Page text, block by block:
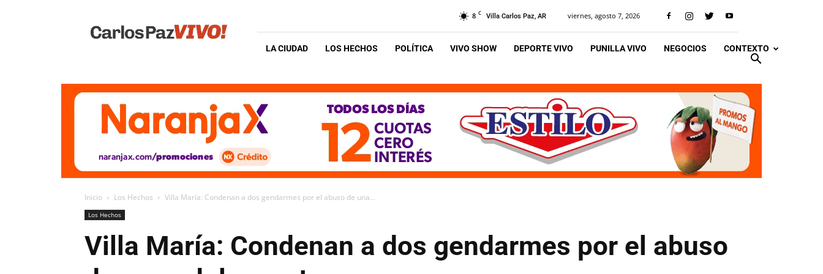
Vivo
8 C Villa Carlos Paz, AR viernes, agosto 7, 2026
LA CIUDAD LOS HECHOS POLÍTICA VIVO SHOW DEPORTE VIVO PUNILLA VIVO NEGOCIOS CONTEXTO
Inicio Los Hechos Villa María: Condenan a dos gendarmes por el abuso de una...
Los Hechos
Villa María: Condenan a dos gendarmes por el abuso